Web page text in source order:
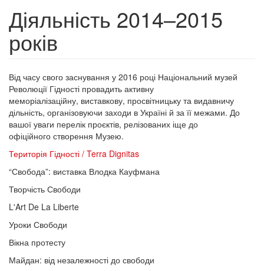
Діяльність 2014–2015
років
Від часу свого заснування у 2016 році Національний музей
Революції Гідності провадить активну
меморіалізаційну, виставкову, просвітницьку та видавничу
дільність, організовуючи заходи в Україні й за її межами. До
вашої уваги перелік проєктів, релізованих іще до
офіційного створення Музею.
Територія Гідності / Terra Dignitas
“Свобода”: виставка Влодка Кауфмана
Творчість Свободи
L'Art De La Liberte
Уроки Свободи
Вікна протесту
Майдан: від незалежності до свободи